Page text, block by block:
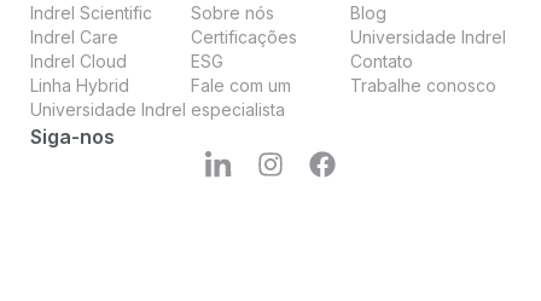
Indrel Scientific
Indrel Care
Indrel Cloud
Linha Hybrid
Universidade Indrel
Sobre nós
Certificações
ESG
Fale com um
especialista
Blog
Universidade Indrel
Contato
Trabalhe conosco
Siga-nos